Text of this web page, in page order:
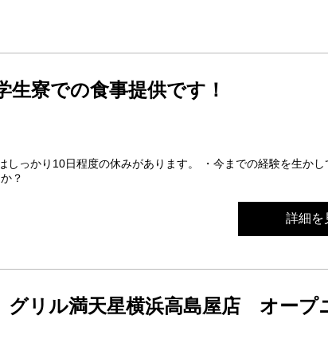
寮での食事提供です！
しっかり10日程度の休みがあります。 ・今までの経験を生かし
？
詳細を
リル満天星横浜高島屋店 オープ